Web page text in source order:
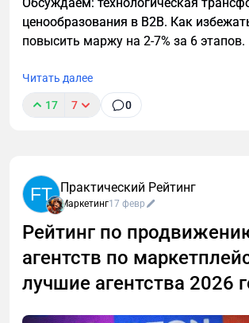
Обсуждаем: технологическая
ценообразования в B2B. Как
повысить маржу на 2-7% за 6 этапов.
Читать далее
17 7 0
FT Практический Рейтинг
Маркетинг17 февр
Рейтинг по
агентств по
лучшие агентства 2026